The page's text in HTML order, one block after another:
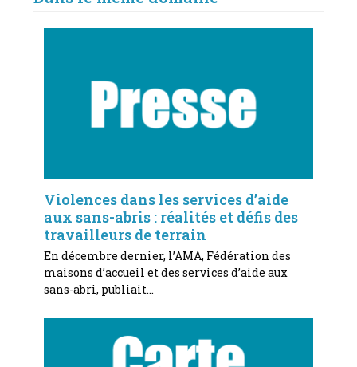
Violences dans les services d’aide
aux sans-abris : réalités et défis des
travailleurs de terrain
En décembre dernier, l’AMA, Fédération des
maisons d’accueil et des services d’aide aux
sans-abri, publiait…